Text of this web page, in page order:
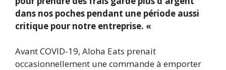
dans nos poches pendant une période aussi
critique pour notre entreprise. «
Avant COVID-19, Aloha Eats prenait
occasionnellement une commande à emporter